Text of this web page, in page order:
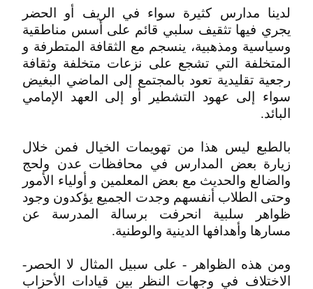
لدينا مدارس كثيرة سواء في الريف أو الحضر
يجري فيها تثقيف سلبي قائم على أسس مناطقية
وسياسية ومذهبية، ينسجم مع الثقافة المتطرفة و
المتخلفة التي تشجع على نزعات متخلفة وثقافة
رجعية تقليدية تعود بالمجتمع إلى الماضي البغيض
‬البائد‮.‬
بالطبع ليس هذا من تهويمات الخيال فمن خلال
زيارة بعض المدارس في محافظات عدن ولحج
والضالع والحديث مع بعض المعلمين و أولياء الأمور
وحتى الطلاب أنفسهم وجدت الجميع يؤكدون وجود
ظواهر سلبية انحرفت برسالة المدرسة عن
مسارها وأهدافها الدينية والوطنية.
ومن هذه الظواهر - على سبيل المثال لا الحصر-
الاختلاف في وجهات النظر بين قيادات الأحزاب